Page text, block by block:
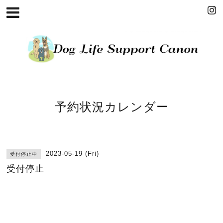
予約状況カレンダー
受付停止中 2023-05-19 (Fri)
受付停止